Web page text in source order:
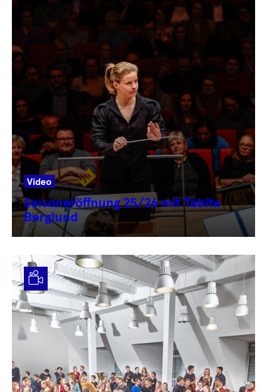
Video
Saisoneröffnung 25/26 mit Tabita
Berglund
Video